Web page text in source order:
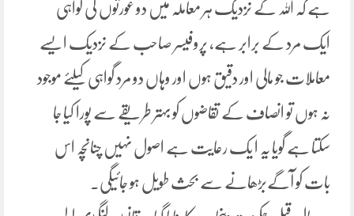
ہے کہ اللہ کے نزدیک ہر معاملہ میں دو عورتوں کی گواہی
ایک مرد کے برابر ہے، پروفیسر صاحب کے نزدیک ایسے
معاملات جو مالی اور دقیق ہوں اور وہاں دو مرد گواہی کیلئے موجود
نہ ہوں تو انصاف کے تقاضوں کو بہتر طریقے سے پورا کیا جا
سکتا ہے گویا یہ ا یک رعایت ہے اصول نہیں چنانچہ اس
بات کو آگےبڑھانے سے بحث طویل ہو جائیگی۔